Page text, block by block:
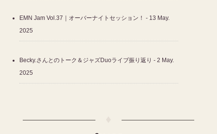
EMN Jam Vol.37｜オーバーナイトセッション！ - 13 May.
2025
Becky.さんとのトーク＆ジャズDuoライブ振り返り - 2 May.
2025